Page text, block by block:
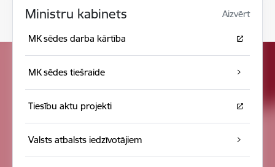
Ministru kabinets Aizvērt
MK sēdes darba kārtība
MK sēdes tiešraide
Tiesību aktu projekti
Valsts atbalsts iedzīvotājiem